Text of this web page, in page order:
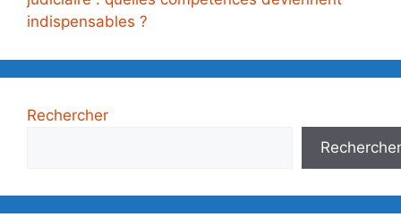
indispensables ?
Rechercher
Rechercher